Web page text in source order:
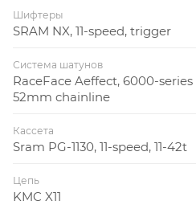
Шифтеры
SRAM NX, 11-speed, trigger
Система шатунов
RaceFace Aeffect, 6000-
52mm chainline
Кассета
Sram PG-1130, 11-speed, 11-42t
Цепь
KMC X11